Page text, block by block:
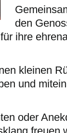
den
ihre
kleinen
und
oder